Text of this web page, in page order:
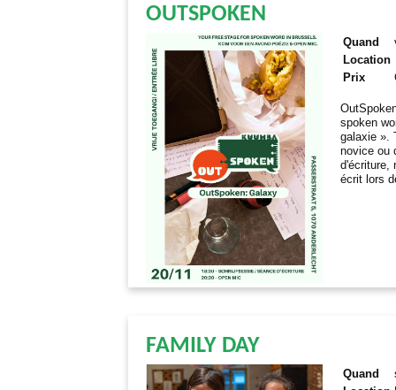
OUTSPOKEN
Quand
Location
Prix
spoken
galaxie ».
novice ou
d'écriture,
écrit lors
FAMILY DAY
Quand